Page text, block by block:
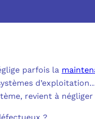
parfois la
revient à